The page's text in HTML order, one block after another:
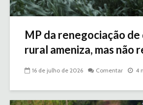
MP da renegociação
rural ameniza, mas não
16 de julho de 2026 Comentar 4